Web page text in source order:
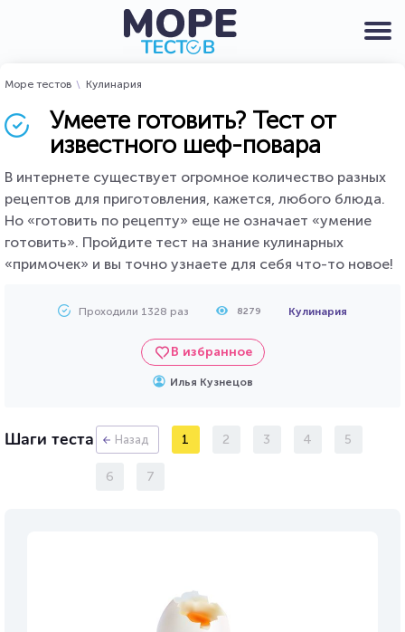
Море тестов Кулинария
Умеете готовить? Тест от
известного шеф-повара
В интернете существует огромное количество разных
рецептов для приготовления, кажется, любого блюда.
Но «готовить по рецепту» еще не означает «умение
готовить». Пройдите тест на знание кулинарных
«примочек» и вы точно узнаете для себя что-то новое!
Проходили 1328 раз 8279 Кулинария
В избранное
Илья Кузнецов
Шаги теста Назад 1 2 3 4 5
6 7